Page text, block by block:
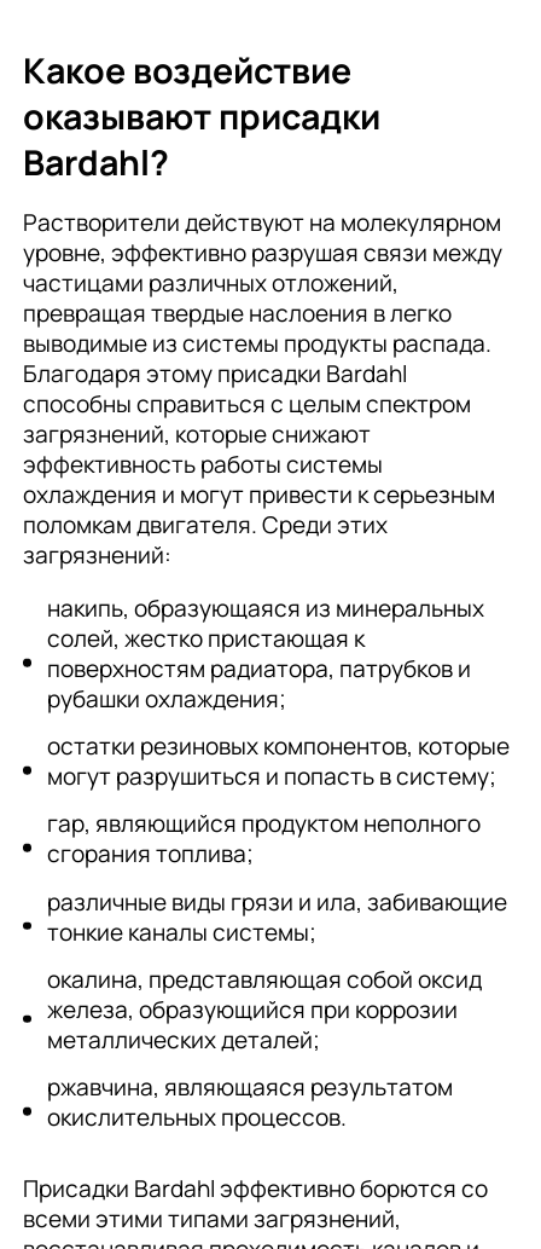
Какое воздействие
оказывают присадки
Bardahl?
Растворители действуют на молекулярном
уровне, эффективно разрушая связи между
частицами различных отложений,
превращая твердые наслоения в легко
выводимые из системы продукты распада.
Благодаря этому присадки Bardahl
способны справиться с целым спектром
загрязнений, которые снижают
эффективность работы системы
охлаждения и могут привести к серьезным
поломкам двигателя. Среди этих
загрязнений:
накипь, образующаяся из минеральных
солей, жестко пристающая к
поверхностям радиатора, патрубков и
рубашки охлаждения;
остатки резиновых компонентов, которые
могут разрушиться и попасть в систему;
гар, являющийся продуктом неполного
сгорания топлива;
различные виды грязи и ила, забивающие
тонкие каналы системы;
окалина, представляющая собой оксид
железа, образующийся при коррозии
металлических деталей;
ржавчина, являющаяся результатом
окислительных процессов.
Присадки Bardahl эффективно борются со
всеми этими типами загрязнений,